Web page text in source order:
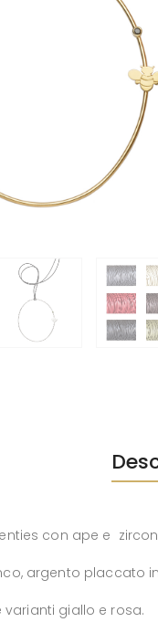
con ape e
argento placcato
varianti giallo e rosa.